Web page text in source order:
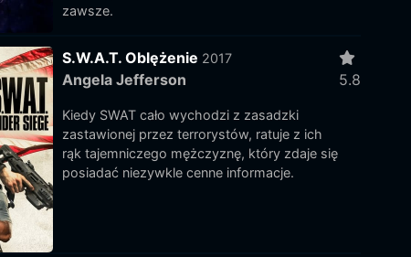
zawsze.
S.W.A.T. Oblężenie 2017
Angela Jefferson
Kiedy SWAT cało wychodzi z zasadzki
zastawionej przez terrorystów, ratuje z ich
rąk tajemniczego mężczyznę, który zdaje się
posiadać niezywkle cenne informacje.
5.8